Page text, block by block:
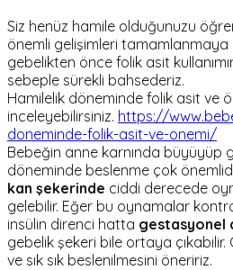
Siz henüz hamile olduğunuzu
önemli gelişimleri tamamlanmaya
gebelikten önce folik asit
sebeple sürekli bahsederiz.
Hamilelik döneminde folik asit ve
inceleyebilirsiniz. https://
doneminde-folik-asit-ve-onemi/
Bebeğin anne karnında büyüyüp
döneminde beslenme çok
kan şekerinde ciddi derecede
gelebilir. Eğer bu oynamalar
insülin direnci hatta gestasyonel
gebelik şekeri bile ortaya
ve sık sık beslenilmesini öneririz.